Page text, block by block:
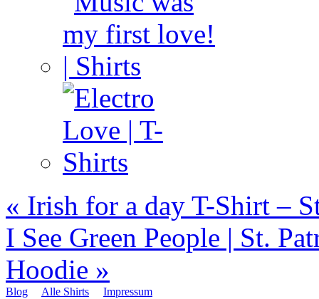
« Irish for a day T-Shirt –
I See Green People | St.
Hoodie »
Blog Alle Shirts Impressum